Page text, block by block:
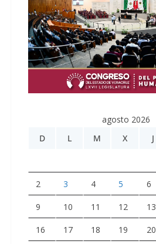
agosto 2026
D
L M X J
2 3 4 5 6
9 10 11 12 13
16 17 18 19 20